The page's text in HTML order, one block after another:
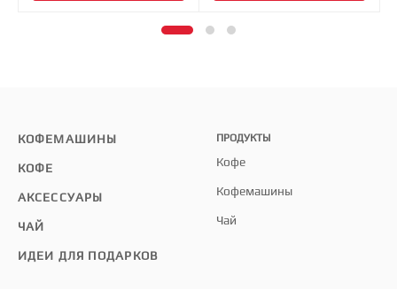
КОФЕМАШИНЫ
КОФЕ
АКСЕССУАРЫ
ЧАЙ
ИДЕИ ДЛЯ ПОДАРКОВ
ПРОДУКТЫ
Кофе
Кофемашины
Чай